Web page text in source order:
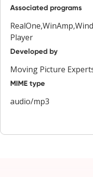
Associated programs
Player
Developed by
Moving Picture
MIME type
audio/mp3